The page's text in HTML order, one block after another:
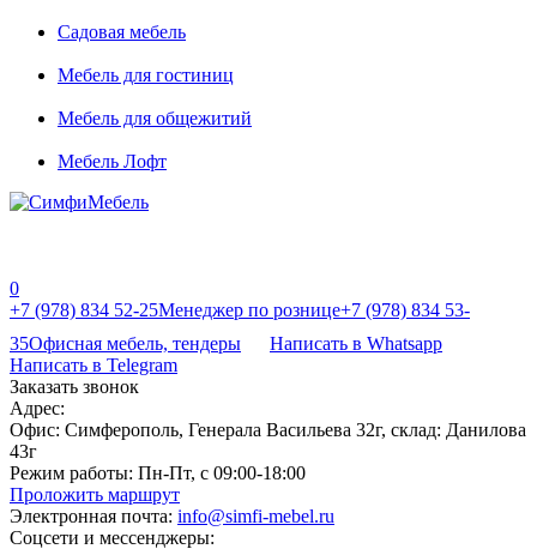
Садовая мебель
Мебель для гостиниц
Мебель для общежитий
Мебель Лофт
0
+7 (978) 834 52-25Менеджер по рознице+7 (978) 834 53-
35Офисная мебель, тендеры
Написать в Whatsapp
Написать в Telegram
Заказать звонок
Адрес:
Офис: Симферополь, Генерала Васильева 32г, склад: Данилова
43г
Режим работы: Пн-Пт, с 09:00-18:00
Проложить маршрут
Электронная почта: info@simfi-mebel.ru
Соцсети и мессенджеры: